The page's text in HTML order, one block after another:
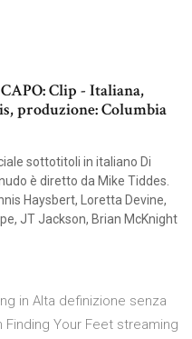
Clip - Italiana,
produzione: Columbia
sottotitoli in italiano Di
è diretto da Mike Tiddes.
Haysbert, Loretta Devine,
JT Jackson, Brian McKnight
in Alta definizione senza
Finding Your Feet streaming